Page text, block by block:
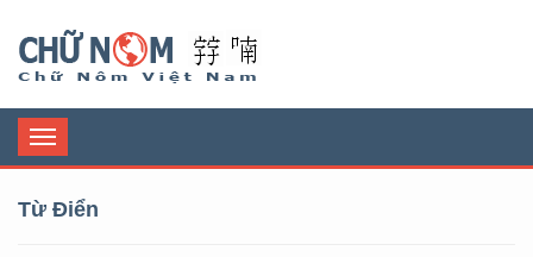
Toggle
navigation
Từ Điển